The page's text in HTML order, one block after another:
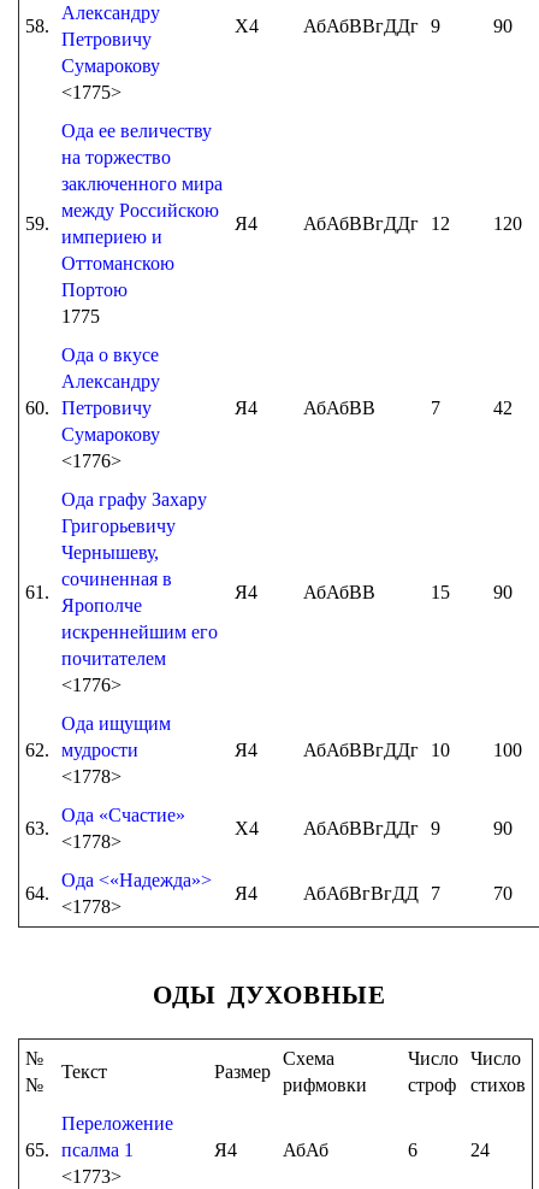
58.
Александру
Петровичу
Сумарокову
<1775>
Х4 АбАбВВгДДг 9 90
59.
Ода ее величеству
на торжество
заключенного мира
между Российскою
империею и
Оттоманскою
Портою
1775
Я4 АбАбВВгДДг 12 120
60.
Ода о вкусе
Александру
Петровичу
Сумарокову
<1776>
Я4 АбАбВВ 7 42
61.
Ода графу Захару
Григорьевичу
Чернышеву,
сочиненная в
Ярополче
искреннейшим его
почитателем
<1776>
Я4 АбАбВВ 15 90
62.
Ода ищущим
мудрости
<1778>
Я4 АбАбВВгДДг 10 100
63.
Ода «Счастие»
<1778>
Х4 АбАбВВгДДг 9 90
64.
Ода <«Надежда»>
<1778>
Я4 АбАбВгВгДД 7 70
ОДЫ ДУХОВНЫЕ
№
№
Текст Размер
Схема
рифмовки
Число
строф
Число
стихов
65.
Переложение
псалма 1
<1773>
Я4 АбАб 6 24